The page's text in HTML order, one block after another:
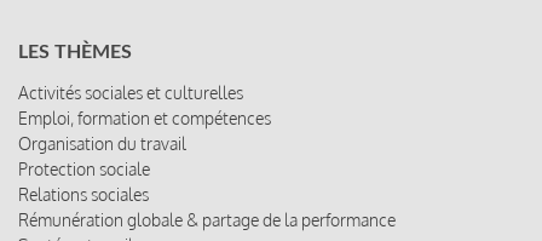
LES THÈMES
Activités sociales et culturelles
Emploi, formation et compétences
Organisation du travail
Protection sociale
Relations sociales
Rémunération globale & partage de la performance